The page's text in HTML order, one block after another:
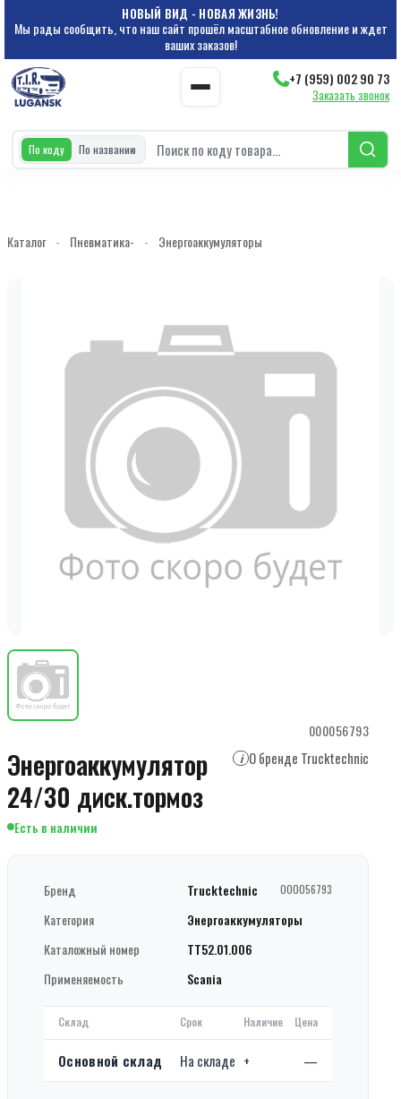
НОВЫЙ ВИД - НОВАЯ ЖИЗНЬ!
Мы рады сообщить, что наш сайт прошёл масштабное обновление и ждет
ваших заказов!
+7 (959) 002 90 73
Заказать звонок
По коду По названию
Каталог - Пневматика- - Энергоаккумуляторы
000056793
Энергоаккумулятор
24/30 диск.тормоз
i О бренде Trucktechnic
Есть в наличии
Бренд Trucktechnic 000056793
Категория
Энергоаккумуляторы
Каталожный номер
TT52.01.006
Применяемость
Scania
Склад Срок Наличие Цена
Основной склад На складе + —